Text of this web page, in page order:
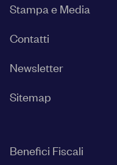
Stampa e Media
Contatti
Newsletter
Sitemap
Benefici Fiscali